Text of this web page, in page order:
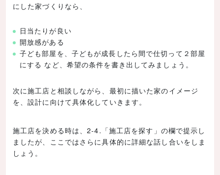
にした家づくりなら、
日当たりが良い
開放感がある
子ども部屋を、子どもが成長したら間で仕切って２部屋
にする など、希望の条件を書き出してみましょう。
次に施工店と相談しながら、最初に描いた家のイメージ
を、設計に向けて具体化していきます。
施工店を決める時は、2-4.「施工店を探す」の欄で提示し
ましたが、ここではさらに具体的に詳細な話し合いをしま
しょう。